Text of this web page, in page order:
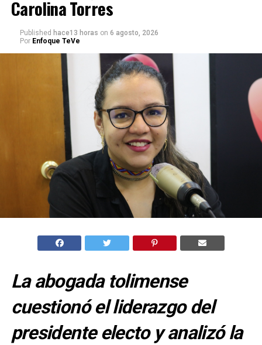
Carolina Torres
Published hace13 horas on 6 agosto, 2026
Por Enfoque TeVe
La abogada tolimense
cuestionó el liderazgo del
presidente electo y analizó la